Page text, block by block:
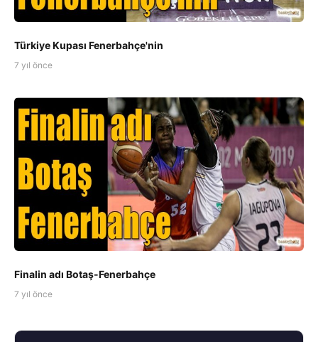
Türkiye Kupası Fenerbahçe'nin
7 yıl önce
Finalin adı Botaş-Fenerbahçe
7 yıl önce